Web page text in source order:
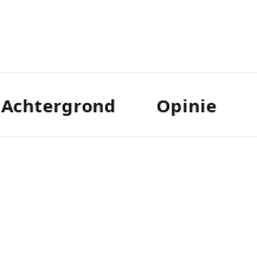
Achtergrond Opinie